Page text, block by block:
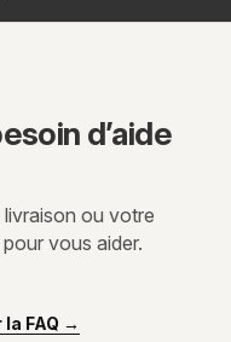
d’aide
ou votre
vous aider.
FAQ →